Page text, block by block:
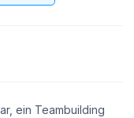
ein Teambuilding